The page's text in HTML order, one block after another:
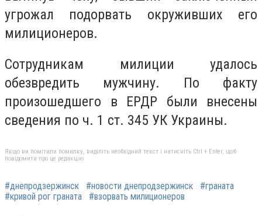
угрожал подорвать окруживших его
милиционеров.
Сотрудникам милиции удалось
обезвредить мужчину. По факту
произошедшего в ЕРДР были внесены
сведения по ч. 1 ст. 345 УК Украины.
Якщо ви помітили помилку, виділіть необхідний текст і натисніть Ctrl + Enter, щоб
повідомити про це редакцію
#днепродзержинск #новости днепродзержинск
#граната
#кривой рог граната
#взорвать милиционеров